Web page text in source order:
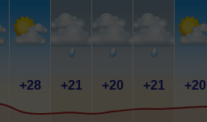
+28 +21 +20 +21 +20